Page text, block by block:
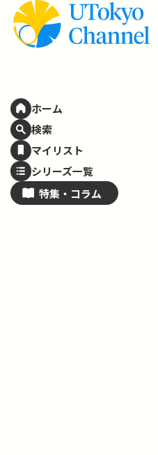
ホーム
検索
マイリスト
シリーズ一覧
特集・ コラム